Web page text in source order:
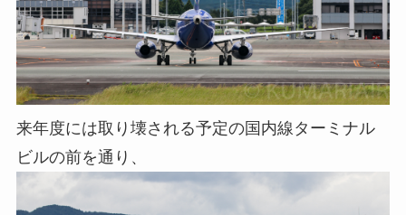
来年度には取り壊される予定の国内線ターミナル
ビルの前を通り、